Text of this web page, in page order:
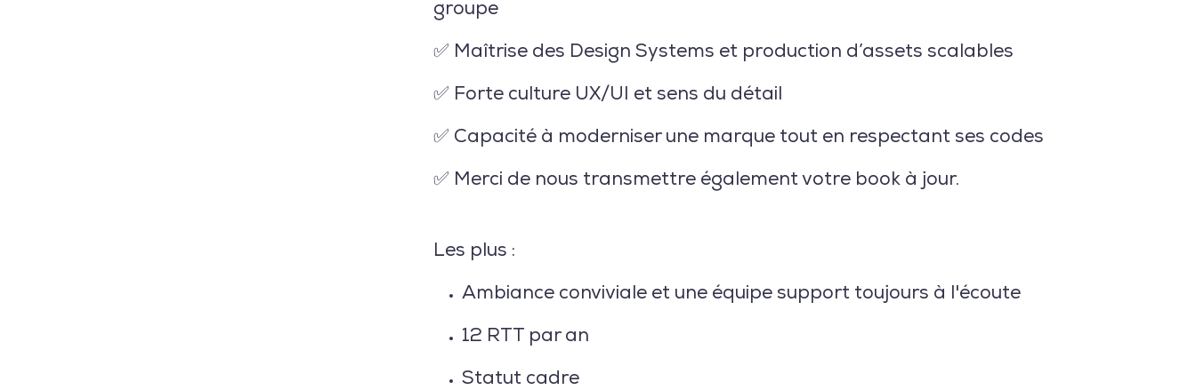
groupe
✅ Maîtrise des Design Systems et production d’assets scalables
✅ Forte culture UX/UI et sens du détail
✅ Capacité à moderniser une marque tout en respectant ses codes
✅ Merci de nous transmettre également votre book à jour.
Les plus :
Ambiance conviviale et une équipe support toujours à l'écoute
12 RTT par an
Statut cadre